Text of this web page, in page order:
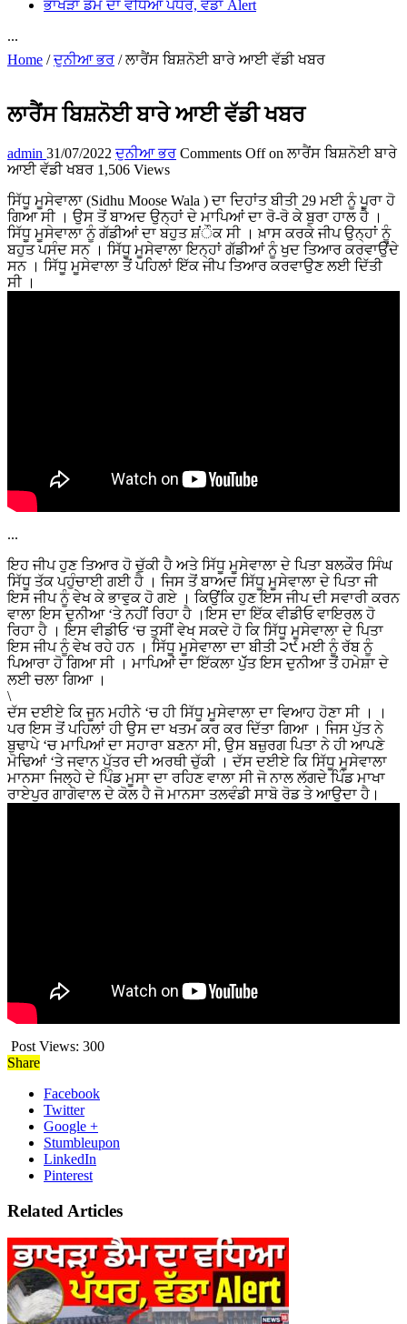
ਭਾਖੜਾ ਡੈਮ ਦਾ ਵਧਿਆ ਪੱਧਰ, ਵੱਡਾ Alert
...
Home / ਦੁਨੀਆ ਭਰ / ਲਾਰੈਂਸ ਬਿਸ਼ਨੋਈ ਬਾਰੇ ਆਈ ਵੱਡੀ ਖਬਰ
ਲਾਰੈਂਸ ਬਿਸ਼ਨੋਈ ਬਾਰੇ ਆਈ ਵੱਡੀ ਖਬਰ
admin 31/07/2022 ਦੁਨੀਆ ਭਰ Comments Offon ਲਾਰੈਂਸ ਬਿਸ਼ਨੋਈ ਬਾਰੇ
ਆਈ ਵੱਡੀ ਖਬਰ 1,506 Views
ਸਿੱਧੂ ਮੂਸੇਵਾਲਾ (Sidhu Moose Wala ) ਦਾ ਦਿਹਾਂਤ ਬੀਤੀ 29 ਮਈ ਨੂੰ ਪੂਰਾ ਹੋ
ਗਿਆ ਸੀ । ਉਸ ਤੋਂ ਬਾਅਦ ਉਨ੍ਹਾਂ ਦੇ ਮਾਪਿਆਂ ਦਾ ਰੋ-ਰੋ ਕੇ ਬੁਰਾ ਹਾਲ ਹੈ ।
ਸਿੱਧੂ ਮੂਸੇਵਾਲਾ ਨੂੰ ਗੱਡੀਆਂ ਦਾ ਬਹੁਤ ਸ਼ਂੌਕ ਸੀ । ਖ਼ਾਸ ਕਰਕੇ ਜੀਪ ਉਨ੍ਹਾਂ ਨੂੰ
ਬਹੁਤ ਪਸੰਦ ਸਨ । ਸਿੱਧੂ ਮੂਸੇਵਾਲਾ ਇਨ੍ਹਾਂ ਗੱਡੀਆਂ ਨੂੰ ਖੁਦ ਤਿਆਰ ਕਰਵਾਉਂਦੇ
ਸਨ । ਸਿੱਧੂ ਮੂਸੇਵਾਲਾ ਤੋਂ ਪਹਿਲਾਂ ਇੱਕ ਜੀਪ ਤਿਆਰ ਕਰਵਾਉਣ ਲਈ ਦਿੱਤੀ
ਸੀ ।
...
ਇਹ ਜੀਪ ਹੁਣ ਤਿਆਰ ਹੋ ਚੁੱਕੀ ਹੈ ਅਤੇ ਸਿੱਧੂ ਮੂਸੇਵਾਲਾ ਦੇ ਪਿਤਾ ਬਲਕੌਰ ਸਿੰਘ
ਸਿੱਧੂ ਤੱਕ ਪਹੁੰਚਾਈ ਗਈ ਹੈ । ਜਿਸ ਤੋਂ ਬਾਅਦ ਸਿੱਧੂ ਮੂਸੇਵਾਲਾ ਦੇ ਪਿਤਾ ਜੀ
ਇਸ ਜੀਪ ਨੂੰ ਵੇਖ ਕੇ ਭਾਵੁਕ ਹੋ ਗਏ । ਕਿਉਂਕਿ ਹੁਣ ਇਸ ਜੀਪ ਦੀ ਸਵਾਰੀ ਕਰਨ
ਵਾਲਾ ਇਸ ਦੁਨੀਆ ‘ਤੇ ਨਹੀਂ ਰਿਹਾ ਹੈ ।ਇਸ ਦਾ ਇੱਕ ਵੀਡੀਓ ਵਾਇਰਲ ਹੋ
ਰਿਹਾ ਹੈ । ਇਸ ਵੀਡੀਓ ‘ਚ ਤੁਸੀਂ ਵੇਖ ਸਕਦੇ ਹੋ ਕਿ ਸਿੱਧੂ ਮੂਸੇਵਾਲਾ ਦੇ ਪਿਤਾ
ਇਸ ਜੀਪ ਨੂੰ ਵੇਖ ਰਹੇ ਹਨ । ਸਿੱਧੂ ਮੂਸੇਵਾਲਾ ਦਾ ਬੀਤੀ ੨੯ ਮਈ ਨੂੰ ਰੱਬ ਨੂੰ
ਪਿਆਰਾ ਹੋ ਗਿਆ ਸੀ । ਮਾਪਿਆਂ ਦਾ ਇੱਕਲਾ ਪੁੱੱਤ ਇਸ ਦੁਨੀਆ ਤੋਂ ਹਮੇਸ਼ਾ ਦੇ
ਲਈ ਚਲਾ ਗਿਆ ।
\
ਦੱਸ ਦਈਏ ਕਿ ਜੂਨ ਮਹੀਨੇ ‘ਚ ਹੀ ਸਿੱਧੂ ਮੂਸੇਵਾਲਾ ਦਾ ਵਿਆਹ ਹੋਣਾ ਸੀ । ।
ਪਰ ਇਸ ਤੋਂ ਪਹਿਲਾਂ ਹੀ ਉਸ ਦਾ ਖਤਮ ਕਰ ਕਰ ਦਿੱਤਾ ਗਿਆ । ਜਿਸ ਪੁੱਤ ਨੇ
ਬੁਢਾਪੇ ‘ਚ ਮਾਪਿਆਂ ਦਾ ਸਹਾਰਾ ਬਣਨਾ ਸੀ, ਉਸ ਬਜ਼ੁਰਗ ਪਿਤਾ ਨੇ ਹੀ ਆਪਣੇ
ਮੋਢਿਆਂ ‘ਤੇ ਜਵਾਨ ਪੁੱਤਰ ਦੀ ਅਰਥੀ ਚੁੱਕੀ । ਦੱਸ ਦਈਏ ਕਿ ਸਿੱਧੂ ਮੂਸੇਵਾਲਾ
ਮਾਨਸਾ ਜਿਲ੍ਹੇ ਦੇ ਪਿੰਡ ਮੂਸਾ ਦਾ ਰਹਿਣ ਵਾਲਾ ਸੀ ਜੋ ਨਾਲ ਲੱਗਦੇ ਪਿੰਡ ਮਾਖਾ
ਰਾਏਪੁਰ ਗਾਗੋਵਾਲ ਦੇ ਕੋਲ ਹੈ ਜੋ ਮਾਨਸਾ ਤਲਵੰਡੀ ਸਾਬੋ ਰੋਡ ਤੇ ਆਉਦਾ ਹੈ।
Post Views: 300
Share
Facebook
Twitter
Google +
Stumbleupon
LinkedIn
Pinterest
Related Articles